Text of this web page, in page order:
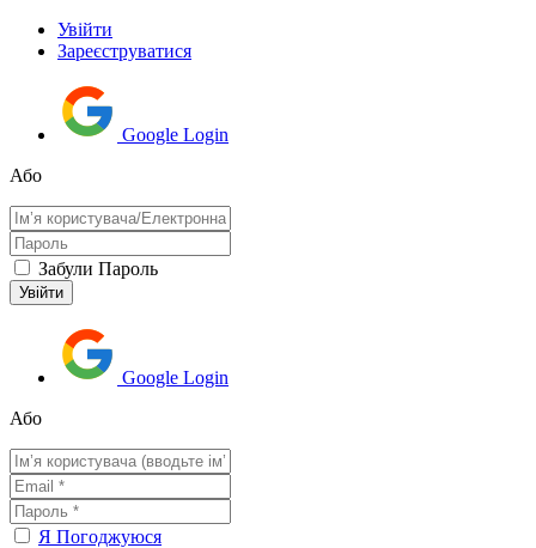
Увійти
Зареєструватися
Google Login
Або
Забули Пароль
Google Login
Або
Я Погоджуюся